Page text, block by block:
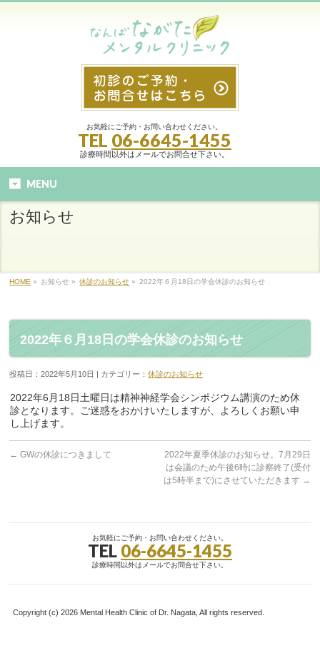
お気軽にご予約・お問い合わせください。
TEL 06-6645-1455
診療時間以外はメールでお問合せ下さい。
MENU
お知らせ
HOME » お知らせ » 休診のお知らせ » 2022年６月18日の学会休診のお知らせ
2022年６月18日の学会休診のお知らせ
投稿日：2022年5月10日 | カテゴリー：休診のお知らせ
2022年6月18日土曜日は精神神経学会シンポジウム講演のため休
診となります。ご迷惑をおかけいたしますが、よろしくお願い申
し上げます。
← GWの休診につきまして
2022年夏季休診のお知らせ。7月29日
は会議のため午後6時に診察終了(受付
は5時半まで)にさせていただきます →
お気軽にご予約・お問い合わせください。
TEL 06-6645-1455
診療時間以外はメールでお問合せ下さい。
Copyright (c) 2026 Mental Health Clinic of Dr. Nagata, All rights reserved.